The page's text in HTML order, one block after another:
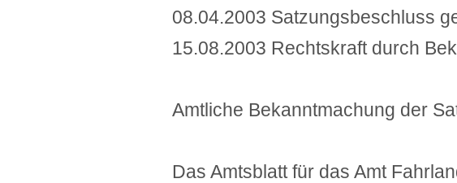
08.04.2003 Satzungsbeschluss
15.08.2003 Rechtskraft durch
Amtliche Bekanntmachung der
Das Amtsblatt für das Amt